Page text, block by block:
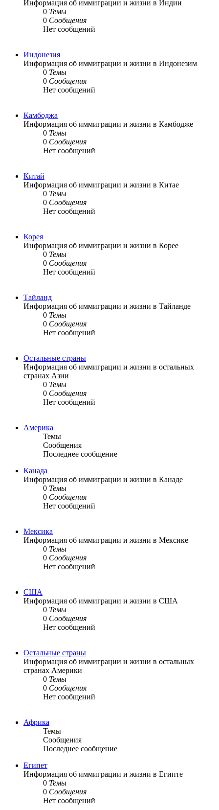
Информация об иммиграции и жизни в Индии
0 Темы
0 Сообщения
Нет сообщений
Индонезия
Информация об иммиграции и жизни в Индонезим
0 Темы
0 Сообщения
Нет сообщений
Камбоджа
Информация об иммиграции и жизни в Камбодже
0 Темы
0 Сообщения
Нет сообщений
Китай
Информация об иммиграции и жизни в Китае
0 Темы
0 Сообщения
Нет сообщений
Корея
Информация об иммиграции и жизни в Корее
0 Темы
0 Сообщения
Нет сообщений
Тайланд
Информация об иммиграции и жизни в Тайланде
0 Темы
0 Сообщения
Нет сообщений
Остальные страны
Информация об иммиграции и жизни в остальных
странах Азии
0 Темы
0 Сообщения
Нет сообщений
Америка
Темы
Сообщения
Последнее сообщение
Канада
Информация об иммиграции и жизни в Канаде
0 Темы
0 Сообщения
Нет сообщений
Мексика
Информация об иммиграции и жизни в Мексике
0 Темы
0 Сообщения
Нет сообщений
США
Информация об иммиграции и жизни в США
0 Темы
0 Сообщения
Нет сообщений
Остальные страны
Информация об иммиграции и жизни в остальных
странах Америки
0 Темы
0 Сообщения
Нет сообщений
Африка
Темы
Сообщения
Последнее сообщение
Египет
Информация об иммиграции и жизни в Египте
0 Темы
0 Сообщения
Нет сообщений